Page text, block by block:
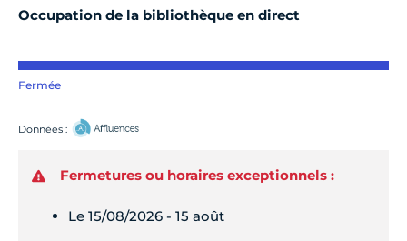
Occupation de la bibliothèque en direct
Fermée
Données :
Fermetures ou horaires exceptionnels :
Le 15/08/2026 - 15 août